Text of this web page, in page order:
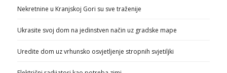
Nekretnine u Kranjskoj Gori su sve traženije
Ukrasite svoj dom na jedinstven način uz gradske mape
Uredite dom uz vrhunsko osvjetljenje stropnih svjetiljki